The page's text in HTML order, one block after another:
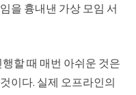
을 흉내낸 가상 모임 서
할 때 매번 아쉬운 것은
이다. 실제 오프라인의